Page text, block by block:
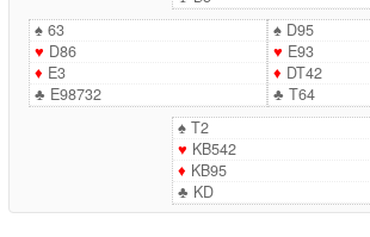
♠63
♥ D86
♦ E3
♣ E98732
♠D95
♥ E93
♦ DT42
♣ T64
♠T2
♥ KB542
♦ KB95
♣ KD